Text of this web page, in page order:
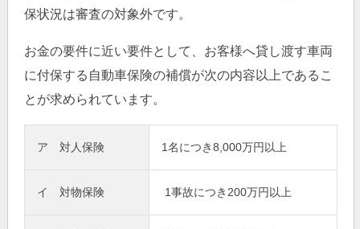
保状況は審査の対象外です。
お金の要件に近い要件として、お客様へ貸し渡す車両
に付保する自動車保険の補償が次の内容以上であるこ
とが求められています。
ア 対人保険 1名につき8,000万円以上
イ 対物保険 1事故につき200万円以上